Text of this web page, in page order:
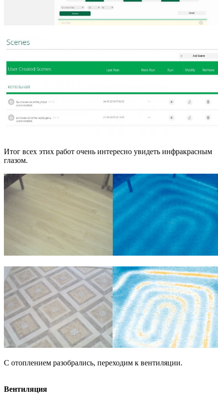
Итог всех этих работ очень интересно увидеть инфракрасным
глазом.
С отоплением разобрались, переходим к вентиляции.
Вентиляция